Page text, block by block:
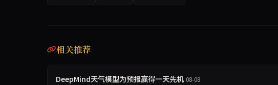
相关推荐
DeepMind天气模型为预报赢得一天先机 08-08